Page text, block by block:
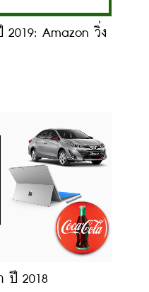
2019: Amazon วิ่ง
ปี 2018